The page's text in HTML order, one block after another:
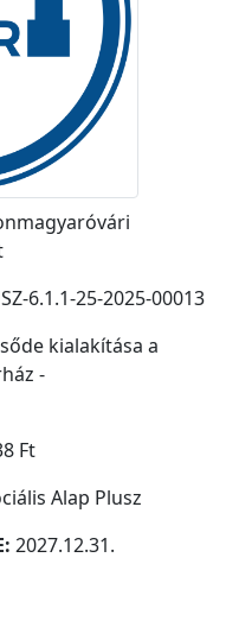
6.1.1-25-2025-00013
kialakítása a
-
Ft
Alap Plusz
2027.12.31.